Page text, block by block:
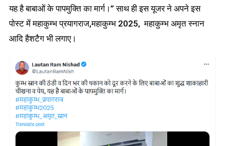
यह है बाबाओं के पापमुक्ति का मार्ग।” साथ ही इस यूजर ने अपने इस
पोस्ट में महाकुम्भ प्रयागराज,महाकुम्भ 2025, महाकुम्भ अमृत स्नान
आदि हैशटैग भी लगाए।